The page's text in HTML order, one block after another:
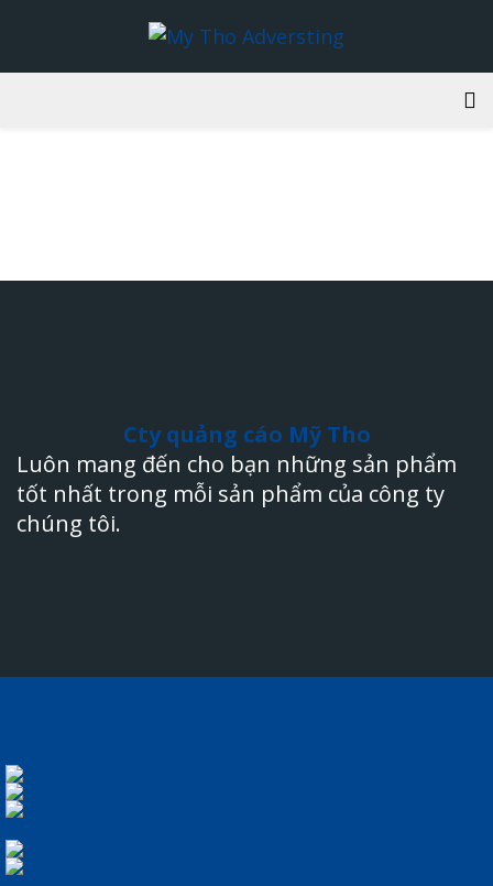
Cty quảng cáo Mỹ Tho
Luôn mang đến cho bạn những sản phẩm
tốt nhất trong mỗi sản phẩm của công ty
chúng tôi.